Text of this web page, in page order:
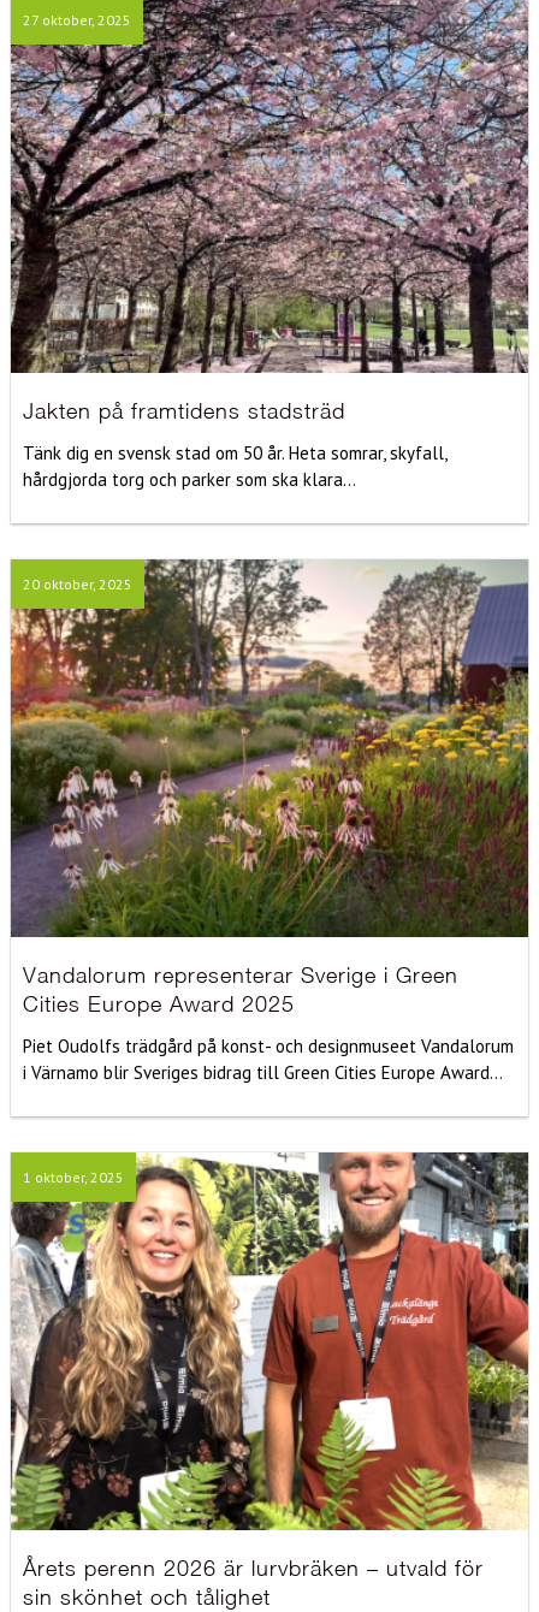
27 oktober, 2025
Jakten på framtidens stadsträd
Tänk dig en svensk stad om 50 år. Heta somrar, skyfall,
hårdgjorda torg och parker som ska klara...
20 oktober, 2025
Vandalorum representerar Sverige i Green
Cities Europe Award 2025
Piet Oudolfs trädgård på konst- och designmuseet Vandalorum
i Värnamo blir Sveriges bidrag till Green Cities Europe Award...
1 oktober, 2025
Årets perenn 2026 är lurvbräken – utvald för
sin skönhet och tålighet